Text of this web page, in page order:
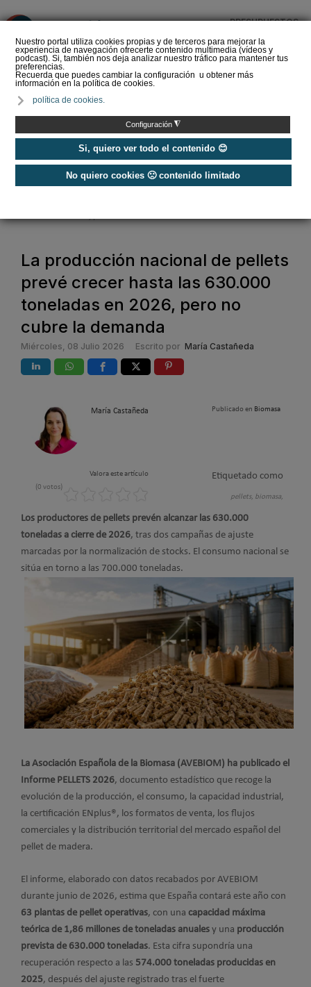
Nuestro portal utiliza cookies propias y de terceros para mejorar la
experiencia de navegación ofrecerte contenido multimedia (vídeos y
podcast). Si, también nos deja analizar nuestro tráfico para mantener tus
preferencias.
Recuerda que puedes cambiar la configuración u obtener más
información en la política de cookies.
política de cookies.
Configuración ◮
Si, quiero ver todo el contenido 😊
No quiero cookies 🙁 contenido limitado
PRESUPUESTOS
esto cuesta un saco en
verano de …
Energías Renovables / Biomasa
/
La producción nacional de pellets
prevé crecer hasta las 630.000
toneladas en 2026, pero no
cubre la demanda
Miércoles, 08 Julio 2026 Escrito por María Castañeda
María Castañeda Publicado en Biomasa
Valora este artículo
(0 votos)
Etiquetado como
pellets, biomasa,
Los productores de pellets prevén alcanzar las 630.000
toneladas a cierre de 2026, tras dos campañas de ajuste
marcadas por la normalización de stocks. El consumo nacional se
sitúa en torno a las 700.000 toneladas.
La Asociación Española de la Biomasa (AVEBIOM) ha publicado el
Informe PELLETS 2026, documento estadístico que recoge la
evolución de la producción, el consumo, la capacidad industrial,
la certificación ENplus®, los formatos de venta, los flujos
comerciales y la distribución territorial del mercado español del
pellet de madera.
El informe, elaborado con datos recabados por AVEBIOM
durante junio de 2026, estima que España contará este año con
63 plantas de pellet operativas, con una capacidad máxima
teórica de 1,86 millones de toneladas anuales y una producción
prevista de 630.000 toneladas. Esta cifra supondría una
recuperación respecto a las 574.000 toneladas producidas en
2025, después del ajuste registrado tras el fuerte